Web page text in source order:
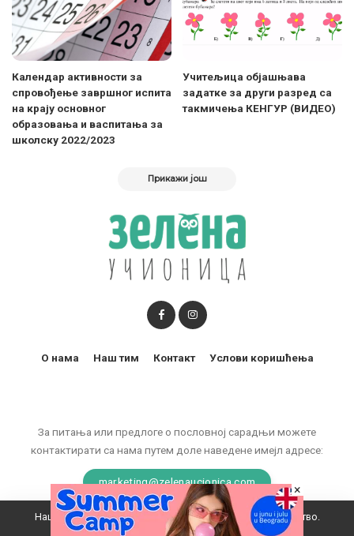
Календар активности за
спровођење завршног испита
на крају основног
образовања и васпитања за
школску 2022/2023
Учитељица објашњава
задатке за други разред са
такмичења КЕНГУР (ВИДЕО)
Прикажи још
За питања или предлоге о пословној сарадњи можете
контактирати са нама путем доле наведене имејл адресе:
marketing@zelenaucionica.com
О нама Наш тим Контакт Услови коришћења
Наш вебсајт користи колачиће да побољша ваше искуство.
×